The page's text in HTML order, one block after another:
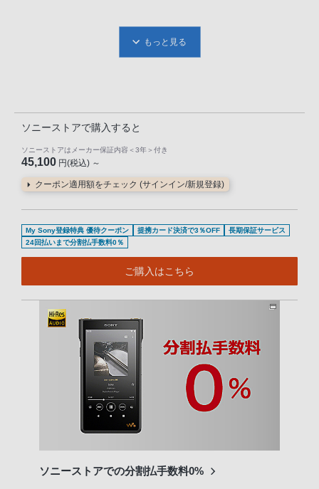
もっと見る
ソニーストアで購入すると
ソニーストアはメーカー保証内容 ＜3年＞ 付き
45,100 円(税込) ～
クーポン適用額をチェック (サインイン/新規登録)
My Sony登録特典 優待クーポン 提携カード決済で3％OFF
長期保証サービス
24回払いまで分割払手数料0％
ご購入はこちら
ソニーストアでの分割払手数料0%